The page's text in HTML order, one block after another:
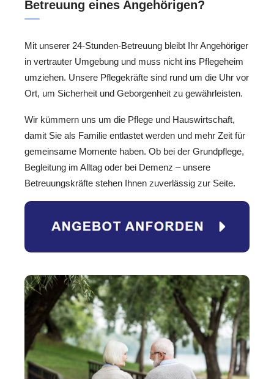
Betreuung eines Angehörigen?
Mit unserer 24-Stunden-Betreuung bleibt Ihr Angehöriger
in vertrauter Umgebung und muss nicht ins Pflegeheim
umziehen. Unsere Pflegekräfte sind rund um die Uhr vor
Ort, um Sicherheit und Geborgenheit zu gewährleisten.
Wir kümmern uns um die Pflege und Hauswirtschaft,
damit Sie als Familie entlastet werden und mehr Zeit für
gemeinsame Momente haben. Ob bei der Grundpflege,
Begleitung im Alltag oder bei Demenz – unsere
Betreuungskräfte stehen Ihnen zuverlässig zur Seite.